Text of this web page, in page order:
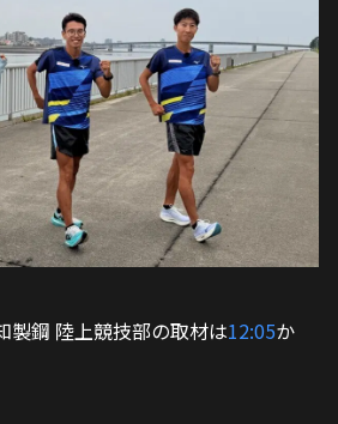
製鋼 陸上競技部の取材は12:05か